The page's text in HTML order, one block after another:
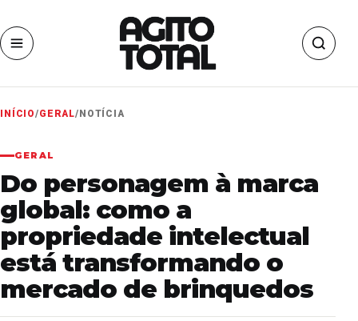
INÍCIO/GERAL/ NOTÍCIA
GERAL
Do personagem à marca
global: como a
propriedade intelectual
está transformando o
mercado de brinquedos